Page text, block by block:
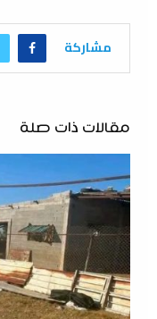
مشاركة
مقالات ذات صلة